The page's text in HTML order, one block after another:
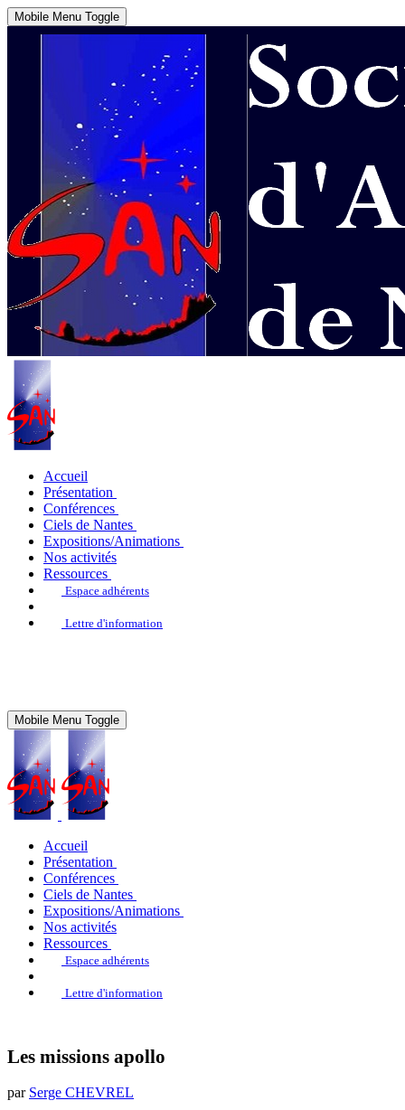
Mobile Menu Toggle
Accueil
Présentation
Conférences
Ciels de Nantes
Expositions/Animations
Nos activités
Ressources
Espace adhérents
Lettre d'information
Mobile Menu Toggle
Accueil
Présentation
Conférences
Ciels de Nantes
Expositions/Animations
Nos activités
Ressources
Espace adhérents
Lettre d'information
Les missions apollo
par Serge CHEVREL